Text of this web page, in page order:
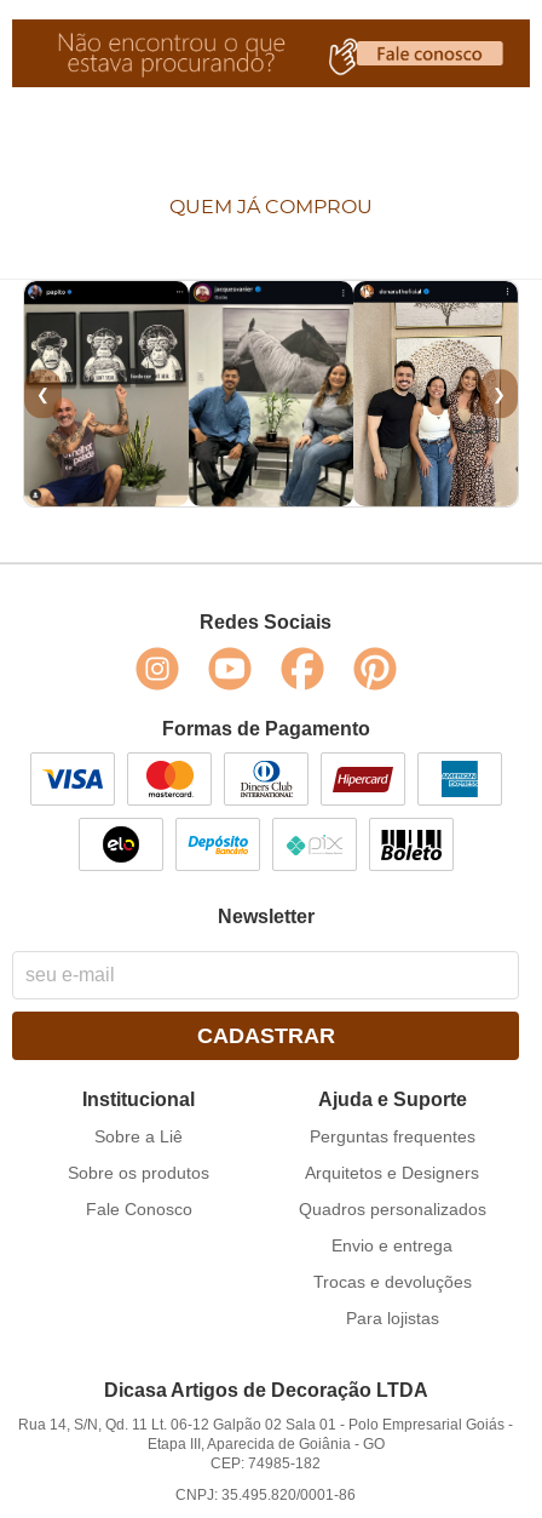
QUEM JÁ COMPROU
❮ ❯
Redes Sociais
Formas de Pagamento
Newsletter
CADASTRAR
Institucional
Sobre a Liê
Sobre os produtos
Fale Conosco
Ajuda e Suporte
Perguntas frequentes
Arquitetos e Designers
Quadros personalizados
Envio e entrega
Trocas e devoluções
Para lojistas
Dicasa Artigos de Decoração LTDA
Rua 14, S/N, Qd. 11 Lt. 06-12 Galpão 02 Sala 01 - Polo Empresarial Goiás -
Etapa III, Aparecida de Goiânia - GO
CEP: 74985-182
CNPJ: 35.495.820/0001-86